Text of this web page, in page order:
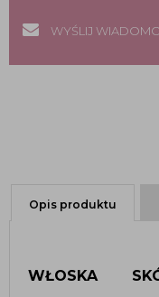
WYŚLIJ
Opis produktu
WŁOSKA